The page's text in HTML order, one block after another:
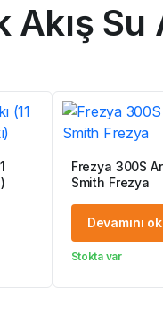
Su
Frezya 300S
Smith Frezya
Devamını
Stokta var